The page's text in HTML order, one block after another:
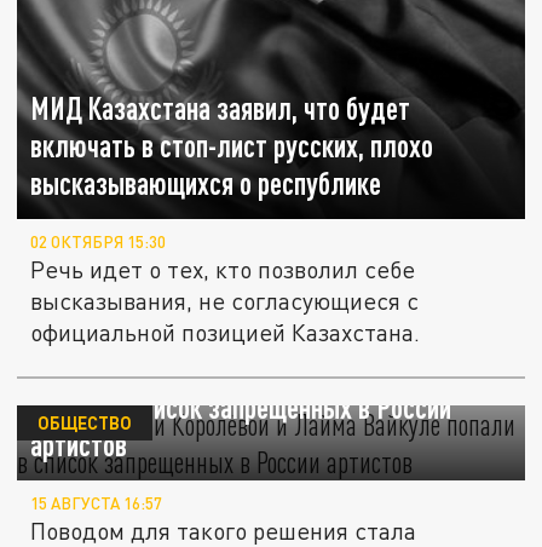
МИД Казахстана заявил, что будет
включать в стоп-лист русских, плохо
высказывающихся о республике
02 ОКТЯБРЯ 15:30
Речь идет о тех, кто позволил себе
высказывания, не согласующиеся с
официальной позицией Казахстана.
Мать Наташи Королёвой и Лайма Вайкуле
попали в список запрещенных в России
артистов
ОБЩЕСТВО
15 АВГУСТА 16:57
Поводом для такого решения стала